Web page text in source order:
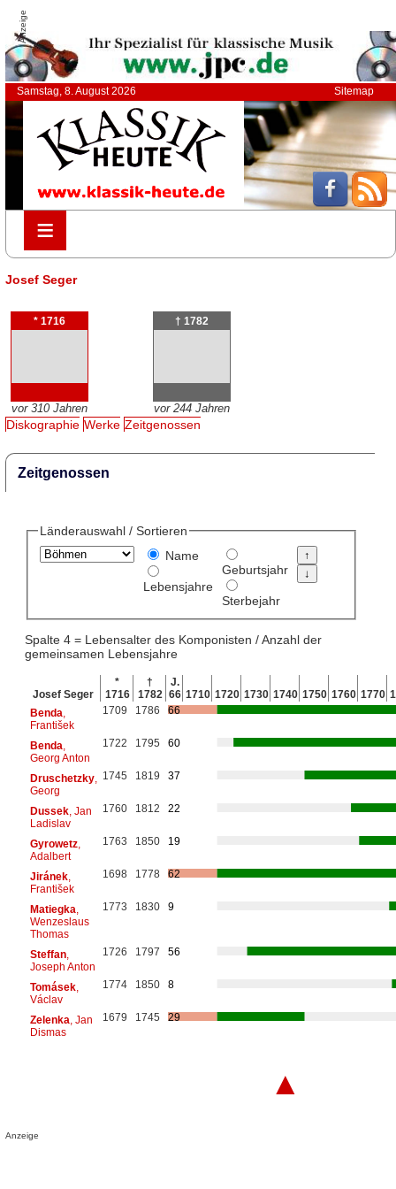
Anzeige
Samstag, 8. August 2026 Sitemap
≡
≡
Josef Seger
* 1716
vor 310 Jahren
† 1782
vor 244 Jahren
Diskographie Werke Zeitgenossen
Zeitgenossen
Länderauswahl / Sortieren
Name
Lebensjahre
Geburtsjahr
Sterbejahr
Spalte 4 = Lebensalter des Komponisten / Anzahl der
gemeinsamen Lebensjahre
Josef Seger
*
1716
†
1782
J.
66 1710 1720 1730 1740 1750 1760 1770
Benda,
František
1709 1786 66
Benda,
Georg Anton
1722 1795 60
Druschetzky,
Georg
1745 1819 37
Dussek, Jan
Ladislav
1760 1812 22
Gyrowetz,
Adalbert
1763 1850 19
Jiránek,
František
1698 1778 62
Matiegka,
Wenzeslaus
Thomas
1773 1830 9
Steffan,
Joseph Anton
1726 1797 56
Tomásek,
Václav
1774 1850 8
Zelenka, Jan
Dismas
1679 1745 29
▲
Anzeige